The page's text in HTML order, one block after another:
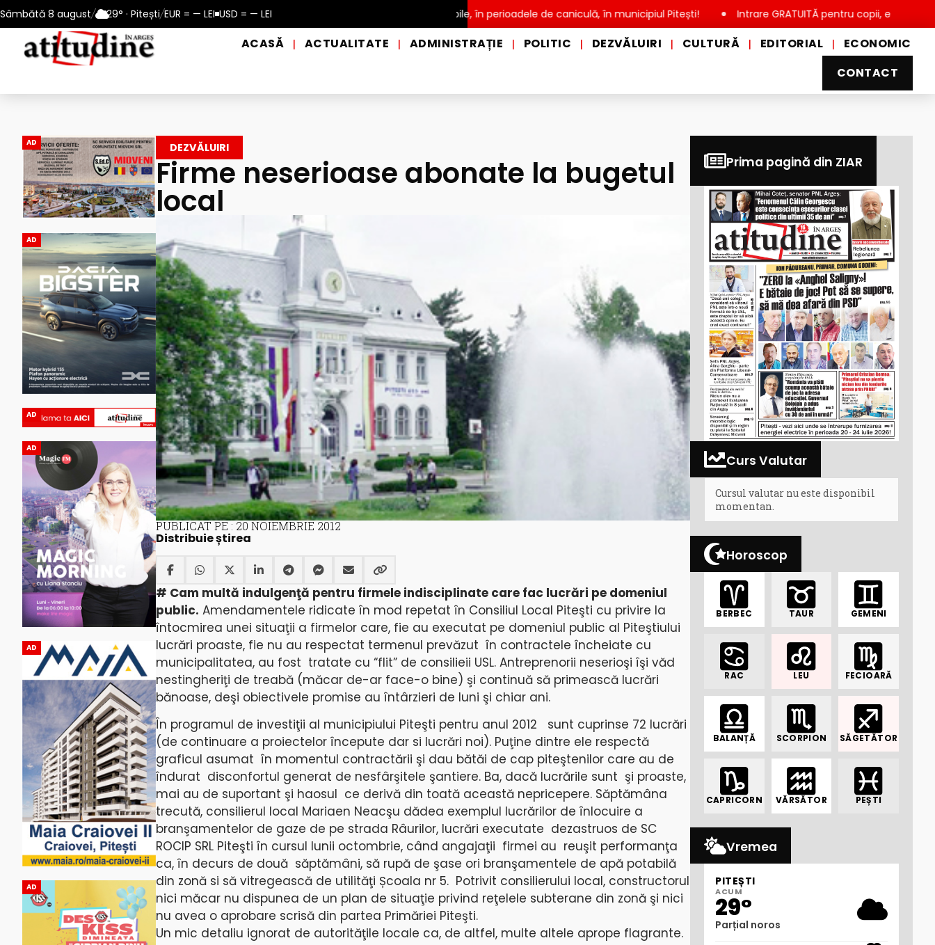
Sâmbătă 8 august/ 29° · Pitești/EUR = — LEI USD = — LEI
2026 Reamintire: puncte de prim ajutor și de distribuire a apei potabile, în perioadele de caniculă, în municipiul Pitești! Intrare GRATUITĂ pentru copii, elevi și studenți, de
ACASĂ | ACTUALITATE | ADMINISTRAȚIE | POLITIC | DEZVĂLUIRI | CULTURĂ | EDITORIAL |
ECONOMIC
CONTACT
AD
AD
AD
AD
AD
AD
DEZVĂLUIRI
Firme neserioase abonate la bugetul
local
PUBLICAT PE : 20 NOIEMBRIE 2012
Distribuie știrea
# Cam multă indulgenţă pentru firmele indisciplinate care fac lucrări pe domeniul
public. Amendamentele ridicate în mod repetat în Consiliul Local Piteşti cu privire la
întocmirea unei situaţii a firmelor care, fie au executat pe domeniul public al Piteştiului
lucrări proaste, fie nu au respectat termenul prevăzut în contractele încheiate cu
municipalitatea, au fost tratate cu “flit” de consilieii USL. Antreprenorii neserioşi îşi văd
nestingheriţi de treabă (măcar de-ar face-o bine) şi continuă să primească lucrări
bănoase, deşi obiectivele promise au întârzieri de luni şi chiar ani.
În programul de investiţii al municipiului Piteşti pentru anul 2012 sunt cuprinse 72 lucrări
(de continuare a proiectelor începute dar si lucrări noi). Puţine dintre ele respectă
graficul asumat în momentul contractării şi dau bătăi de cap piteştenilor care au de
îndurat disconfortul generat de nesfârşitele şantiere. Ba, dacă lucrările sunt şi proaste,
mai au de suportant şi haosul ce derivă din toată această nepricepere. Săptămâna
trecută, consilierul local Mariaen Neacşu dădea exemplul lucrărilor de înlocuire a
branşamentelor de gaze de pe strada Râurilor, lucrări executate dezastruos de SC
ROCIP SRL Piteşti în cursul lunii octombrie, când angajaţii firmei au reuşit performanţa
ca, în decurs de două săptămâni, să rupă de şase ori branşamentele de apă potabilă
din zonă si să vitregească de utilităţi Școala nr 5. Potrivit consilierului local, constructorul
nici măcar nu dispunea de un plan de situaţie privind reţelele subterane din zonă şi nici
nu avea o aprobare scrisă din partea Primăriei Piteşti.
Un mic detaliu ignorat de autorităţile locale ca, de altfel, multe altele aprope flagrante.
Prima pagină din ZIAR
Curs Valutar
Cursul valutar nu este disponibil
momentan.
Horoscop
BERBEC TAUR GEMENI
RAC LEU FECIOARĂ
BALANȚĂ SCORPION SĂGETĂTOR
CAPRICORN VĂRSĂTOR PEȘTI
Vremea
PITEȘTI
ACUM
29°
Parțial noros